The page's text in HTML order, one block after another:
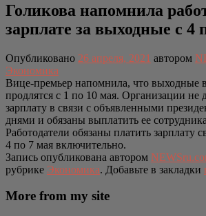
Голикова напомнила
зарплате за выходные с 4
Опубликовано 26 апреля, 2021 автором
Экономика
Вице-премьер напомнила, что выходные
продлятся с 1 по 10 мая. Организации
зарплату в связи с объявленными
днями и обязаны выплатить ее
Работодатели обязаны платить зарплату
4 по 7 мая включительно.
Запись опубликована автором
рубрике Экономика. Добавьте в закладки
More from my site